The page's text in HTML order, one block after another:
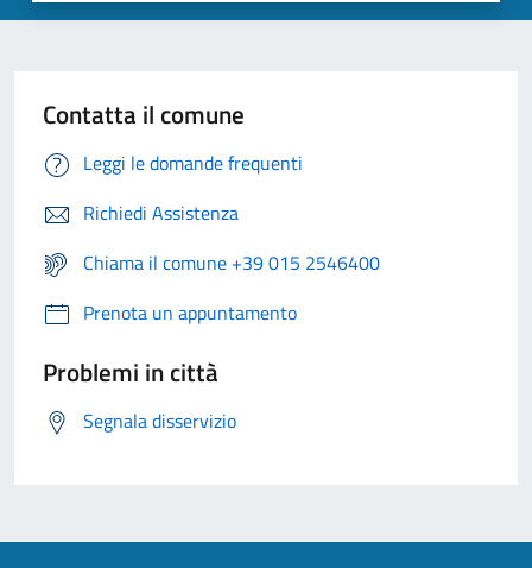
Contatta il comune
Leggi le domande frequenti
Richiedi Assistenza
Chiama il comune +39 015 2546400
Prenota un appuntamento
Problemi in città
Segnala disservizio